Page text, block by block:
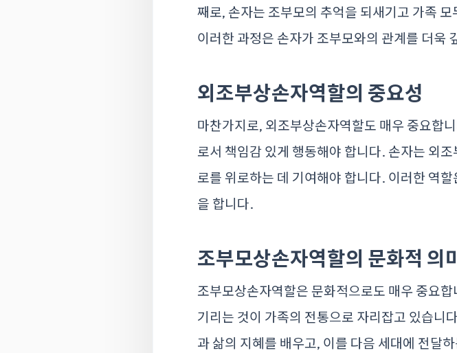
째로, 손자는 조부모의 추억을 되새기고 가족
이러한 과정은 손자가 조부모와의 관계를 더욱
외조부상손자역할의 중요성
마찬가지로, 외조부상손자역할도 매우 중요합
로서 책임감 있게 행동해야 합니다. 손자는 외
로를 위로하는 데 기여해야 합니다. 이러한 역
을 합니다.
조부모상손자역할의 문화적 의
조부모상손자역할은 문화적으로도 매우 중요
기리는 것이 가족의 전통으로 자리잡고 있습니
과 삶의 지혜를 배우고, 이를 다음 세대에 전달